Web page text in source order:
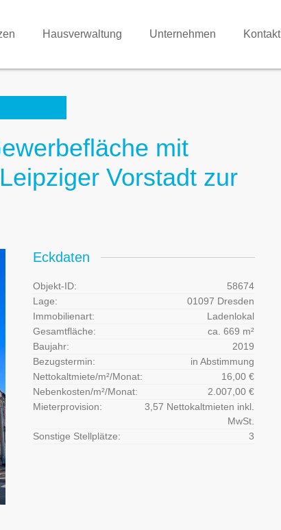
Hausverwaltung Unternehmen Kontakt
mit
Vorstadt zur
Eckdaten
Objekt-ID:
58674
Lage:
01097 Dresden
Immobilienart:
Ladenlokal
Gesamtfläche:
ca. 669 m²
Baujahr:
2019
Bezugstermin:
in Abstimmung
Nettokaltmiete/m²/Monat:
16,00 €
Nebenkosten/m²/Monat:
2.007,00 €
Mieterprovision:
3,57 Nettokaltmieten inkl.
MwSt.
Sonstige Stellplätze:
3